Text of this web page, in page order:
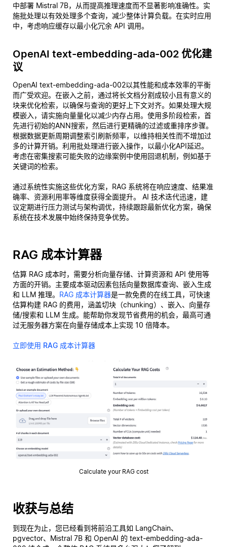
中部署 Mistral 7B，从而提高推理速度而不显著影响准确性。实
施批处理以有效处理多个查询，减少整体计算负载。在实时应用
中，考虑响应缓存以最小化冗余 API 调用。
OpenAI text-embedding-ada-002 优化建
议
OpenAI text-embedding-ada-002以其性能和成本效率的平衡
而广受欢迎。在嵌入之前，通过将长文档分割成较小且有意义的
块来优化检索，以确保与查询的更好上下文对齐。如果处理大规
模嵌入，请实施向量量化以减少内存占用。使用多阶段检索，首
先进行初始的ANN搜索，然后进行更精确的过滤或重排序步骤。
根据数据更新周期调整索引刷新频率，以维持相关性而不增加过
多的计算开销。利用批处理进行嵌入操作，以最小化API延迟。
考虑在密集搜索可能失败的边缘案例中使用回退机制，例如基于
关键词的检索。
通过系统性实施这些优化方案，RAG 系统将在响应速度、结果准
确率、资源利用率等维度获得全面提升。 AI 技术迭代迅速，建
议定期进行压力测试与架构调优，持续跟踪最新优化方案，确保
系统在技术发展中始终保持竞争优势。
RAG 成本计算器
估算 RAG 成本时，需要分析向量存储、计算资源和 API 使用等
方面的开销。主要成本驱动因素包括向量数据库查询、嵌入生成
和 LLM 推理。 RAG 成本计算器是一款免费的在线工具，可快速
估算构建 RAG 的费用，涵盖切块（chunking）、嵌入、向量存
储/搜索和 LLM 生成。能帮助你发现节省费用的机会，最高可通
过无服务器方案在向量存储成本上实现 10 倍降本。
立即使用 RAG 成本计算器
Calculate your RAG cost
收获与总结
到现在为止，您已经看到将前沿工具如 LangChain、
pgvector、Mistral 7B 和 OpenAI 的 text-embedding-ada-